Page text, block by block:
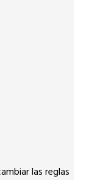
las reglas